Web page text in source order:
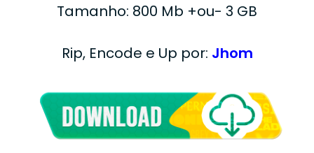
Tamanho: 800 Mb +ou- 3 GB
Rip, Encode e Up por: Jhom